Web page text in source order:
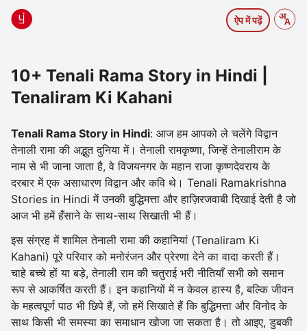
ऐप में पढ़ें
10+ Tenali Rama Story in Hindi |
Tenaliram Ki Kahani
Tenali Rama Story in Hindi: आज हम आपको ले चलेंगे विद्वान
तेनाली रामा की अद्भुत दुनिया में। तेनाली रामकृष्णा, जिन्हें तेनालीराम के
नाम से भी जाना जाता है, वे विजयनगर के महान राजा कृष्णदेवराय के
दरबार में एक असाधारण विद्वान और कवि थे। Tenali Ramakrishna
Stories in Hindi में उनकी बुद्धिमत्ता और हाज़िरजवाबी दिखाई देती है जो
आज भी हमें हँसाने के साथ-साथ सिखाती भी हैं।
इस संग्रह में शामिलतेनाली रामा की कहानियां (Tenaliram Ki
Kahani) पूरे परिवार को मनोरंजन और प्रेरणा देने का वादा करती हैं।
चाहे बच्चे हों या बड़े, तेनाली राम की चतुराई भरी नीतियाँ सभी को समान
रूप से आकर्षित करती हैं। इन कहानियों में न केवल हास्य है, बल्कि जीवन
के महत्वपूर्ण पाठ भी छिपे हैं, जो हमें सिखाते हैं कि बुद्धिमत्ता और विनोद के
साथ किसी भी समस्या का समाधान खोजा जा सकता है। तो आइए, डुबकी